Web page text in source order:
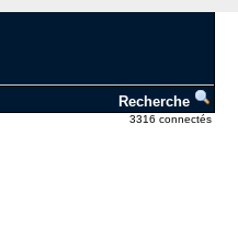
Recherche
3316 connectés